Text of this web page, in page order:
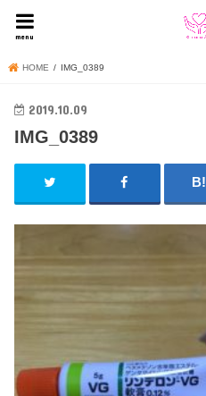
menu
HOME IMG_0389
2019.10.09
IMG_0389